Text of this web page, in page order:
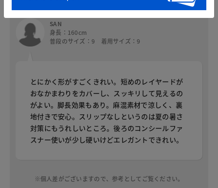
SAN
身長：160cm
普段のサイズ：9 着用サイズ：9
とにかく形がすごくきれい。短めのレイヤードが
おなかまわりをカバーし、スッキリして見えるの
がよい。脚長効果もあり。麻混素材で涼しく、裏
地付きで安心。スリップなしというのは夏の暑さ
対策にもうれしいところ。後ろのコンシールファ
スナー使いが少し硬いけどエレガントできれい。
※個人差がございますので、参考としてご覧ください。